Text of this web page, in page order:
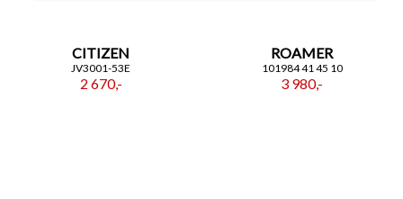
CITIZEN
JV3001-53E
2 670,-
ROAMER
101984 41 45 10
3 980,-